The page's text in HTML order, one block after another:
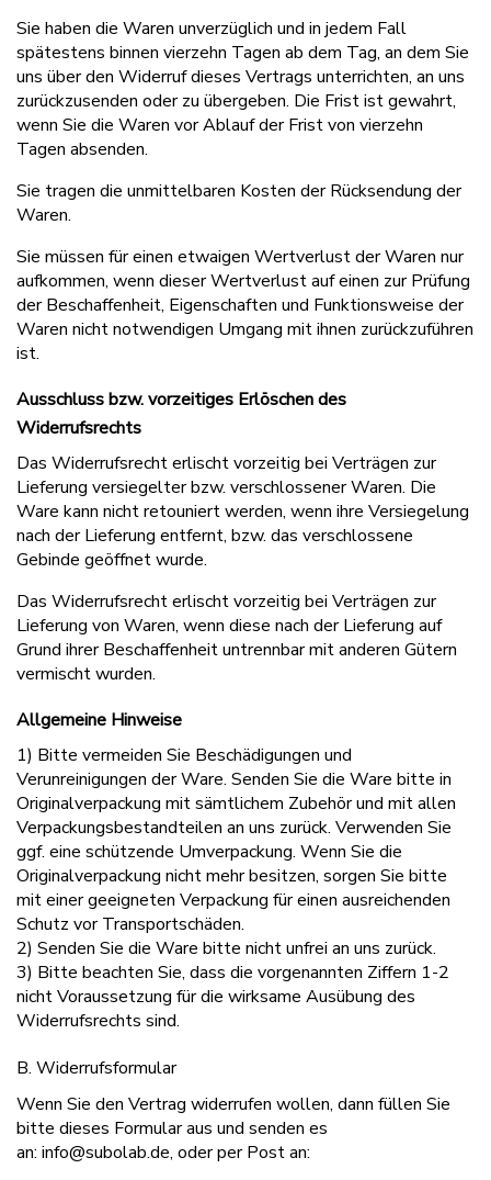
Sie haben die Waren unverzüglich und in jedem Fall
spätestens binnen vierzehn Tagen ab dem Tag, an dem Sie
uns über den Widerruf dieses Vertrags unterrichten, an uns
zurückzusenden oder zu übergeben. Die Frist ist gewahrt,
wenn Sie die Waren vor Ablauf der Frist von vierzehn
Tagen absenden.
Sie tragen die unmittelbaren Kosten der Rücksendung der
Waren.
Sie müssen für einen etwaigen Wertverlust der Waren nur
aufkommen, wenn dieser Wertverlust auf einen zur Prüfung
der Beschaffenheit, Eigenschaften und Funktionsweise der
Waren nicht notwendigen Umgang mit ihnen zurückzuführen
ist.
Ausschluss bzw. vorzeitiges Erlöschen des
Widerrufsrechts
Das Widerrufsrecht erlischt vorzeitig bei Verträgen zur
Lieferung versiegelter bzw. verschlossener Waren. Die
Ware kann nicht retouniert werden, wenn ihre Versiegelung
nach der Lieferung entfernt, bzw. das verschlossene
Gebinde geöffnet wurde.
Das Widerrufsrecht erlischt vorzeitig bei Verträgen zur
Lieferung von Waren, wenn diese nach der Lieferung auf
Grund ihrer Beschaffenheit untrennbar mit anderen Gütern
vermischt wurden.
Allgemeine Hinweise
1) Bitte vermeiden Sie Beschädigungen und
Verunreinigungen der Ware. Senden Sie die Ware bitte in
Originalverpackung mit sämtlichem Zubehör und mit allen
Verpackungsbestandteilen an uns zurück. Verwenden Sie
ggf. eine schützende Umverpackung. Wenn Sie die
Originalverpackung nicht mehr besitzen, sorgen Sie bitte
mit einer geeigneten Verpackung für einen ausreichenden
Schutz vor Transportschäden.
2) Senden Sie die Ware bitte nicht unfrei an uns zurück.
3) Bitte beachten Sie, dass die vorgenannten Ziffern 1-2
nicht Voraussetzung für die wirksame Ausübung des
Widerrufsrechts sind.
B. Widerrufsformular
Wenn Sie den Vertrag widerrufen wollen, dann füllen Sie
bitte dieses Formular aus und senden es
an: info@subolab.de, oder per Post an: